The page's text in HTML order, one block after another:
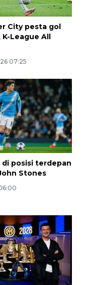
City pesta gol
League All
07:25
di posisi terdepan
Stones